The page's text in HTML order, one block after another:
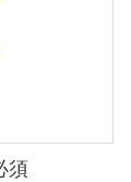
須